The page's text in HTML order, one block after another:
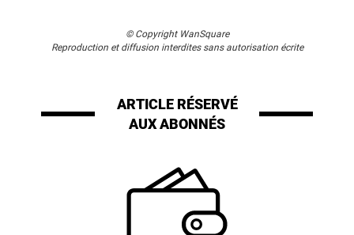
© Copyright WanSquare
Reproduction et diffusion interdites sans autorisation écrite
ARTICLE RÉSERVÉ
AUX ABONNÉS